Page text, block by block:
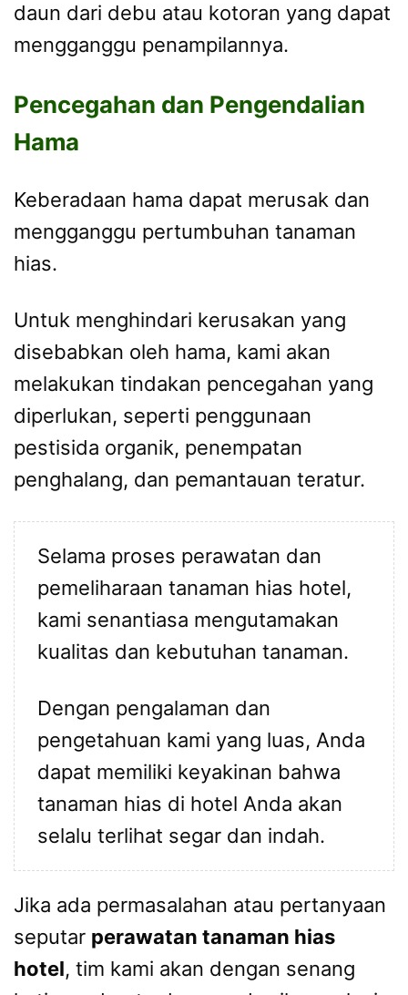
daun dari debu atau kotoran yang dapat
mengganggu penampilannya.
Pencegahan dan Pengendalian
Hama
Keberadaan hama dapat merusak dan
mengganggu pertumbuhan tanaman
hias.
Untuk menghindari kerusakan yang
disebabkan oleh hama, kami akan
melakukan tindakan pencegahan yang
diperlukan, seperti penggunaan
pestisida organik, penempatan
penghalang, dan pemantauan teratur.
Selama proses perawatan dan
pemeliharaan tanaman hias hotel,
kami senantiasa mengutamakan
kualitas dan kebutuhan tanaman.
Dengan pengalaman dan
pengetahuan kami yang luas, Anda
dapat memiliki keyakinan bahwa
tanaman hias di hotel Anda akan
selalu terlihat segar dan indah.
Jika ada permasalahan atau pertanyaan
seputar perawatan tanaman hias
hotel, tim kami akan dengan senang